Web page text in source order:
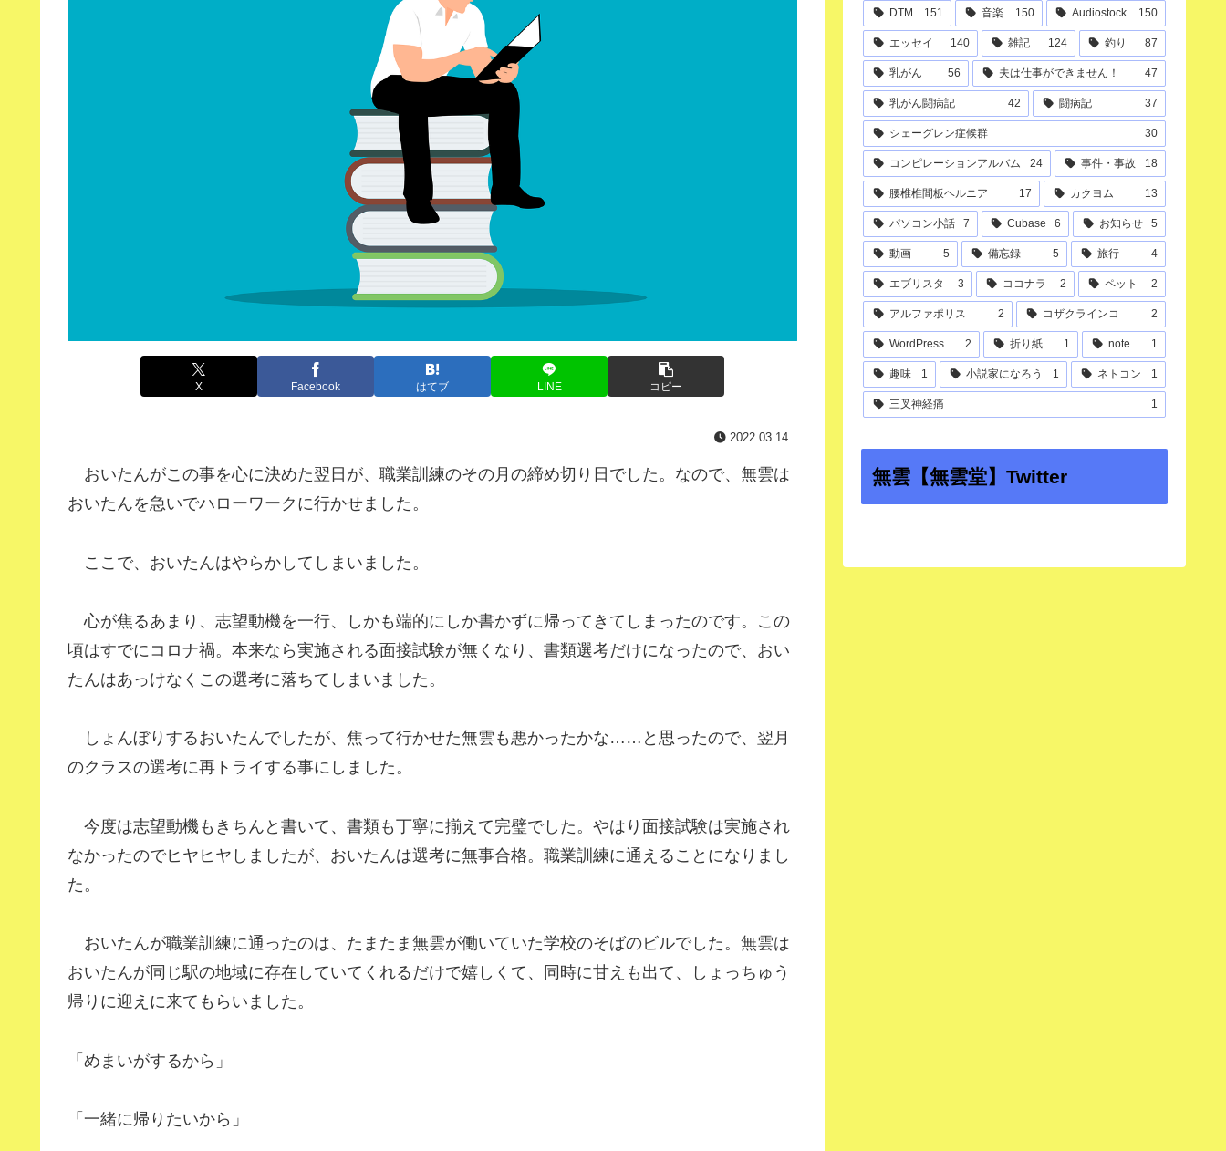
X Facebook はてブ LINE コピー
2022.03.14
おいたんがこの事を心に決めた翌日が、職業訓練のその月の締め切り日でした。なので、無雲は
おいたんを急いでハローワークに行かせました。
ここで、おいたんはやらかしてしまいました。
心が焦るあまり、志望動機を一行、しかも端的にしか書かずに帰ってきてしまったのです。この
頃はすでにコロナ禍。本来なら実施される面接試験が無くなり、書類選考だけになったので、おい
たんはあっけなくこの選考に落ちてしまいました。
しょんぼりするおいたんでしたが、焦って行かせた無雲も悪かったかな……と思ったので、翌月
のクラスの選考に再トライする事にしました。
今度は志望動機もきちんと書いて、書類も丁寧に揃えて完璧でした。やはり面接試験は実施され
なかったのでヒヤヒヤしましたが、おいたんは選考に無事合格。職業訓練に通えることになりまし
た。
おいたんが職業訓練に通ったのは、たまたま無雲が働いていた学校のそばのビルでした。無雲は
おいたんが同じ駅の地域に存在していてくれるだけで嬉しくて、同時に甘えも出て、しょっちゅう
帰りに迎えに来てもらいました。
「めまいがするから」
「一緒に帰りたいから」
DTM 151 音楽 150 Audiostock 150
エッセイ 140 雑記 124 釣り 87
乳がん 56 夫は仕事ができません！ 47
乳がん闘病記 42 闘病記 37
シェーグレン症候群 30
コンピレーションアルバム 24 事件・事故 18
腰椎椎間板ヘルニア 17 カクヨム 13
パソコン小話 7 Cubase 6 お知らせ 5
動画 5 備忘録 5 旅行 4
エブリスタ 3 ココナラ 2 ペット 2
アルファポリス 2 コザクラインコ 2
WordPress 2 折り紙 1 note 1
趣味 1 小説家になろう 1 ネトコン 1
三叉神経痛 1
無雲【無雲堂】Twitter